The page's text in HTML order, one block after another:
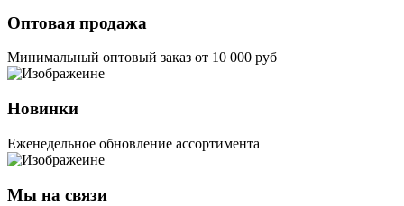
Оптовая продажа
Минимальный оптовый заказ от 10 000 руб
Новинки
Еженедельное обновление ассортимента
Мы на связи